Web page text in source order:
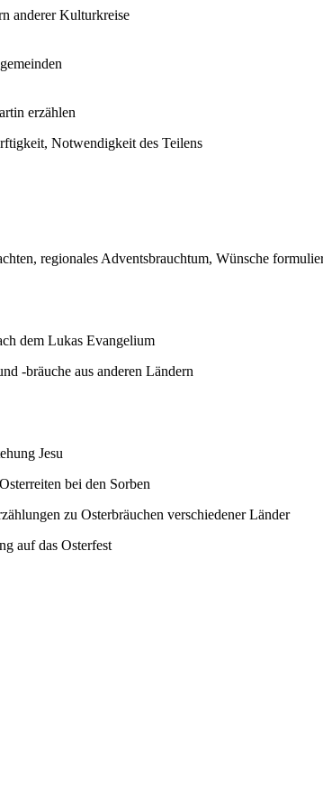
anderer Kulturkreise
erzählen
Notwendigkeit des Teilens
regionales Adventsbrauchtum, Wünsche
dem Lukas Evangelium
-bräuche aus anderen Ländern
Jesu
bei den Sorben
zu Osterbräuchen verschiedener Länder
auf das Osterfest